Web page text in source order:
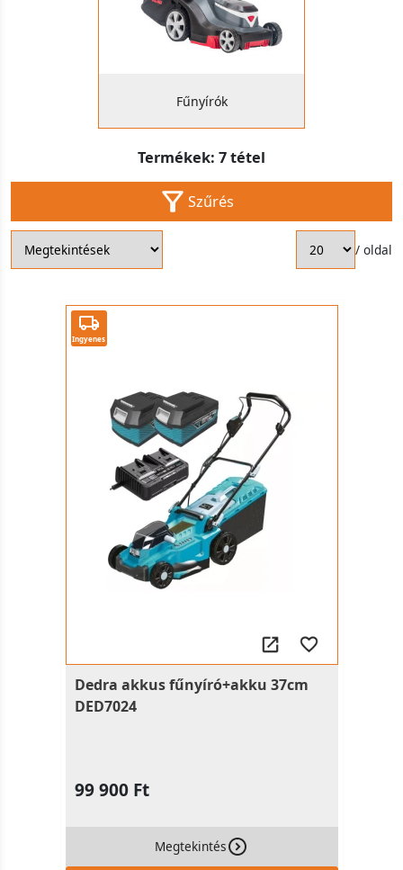
Fűnyírók
Termékek: 7 tétel
Szűrés
/ oldal
Ingyenes
Dedra akkus fűnyíró+akku 37cm
DED7024
99 900 Ft
Megtekintés